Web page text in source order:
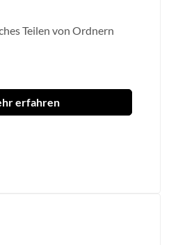
Teilen von Ordnern
erfahren